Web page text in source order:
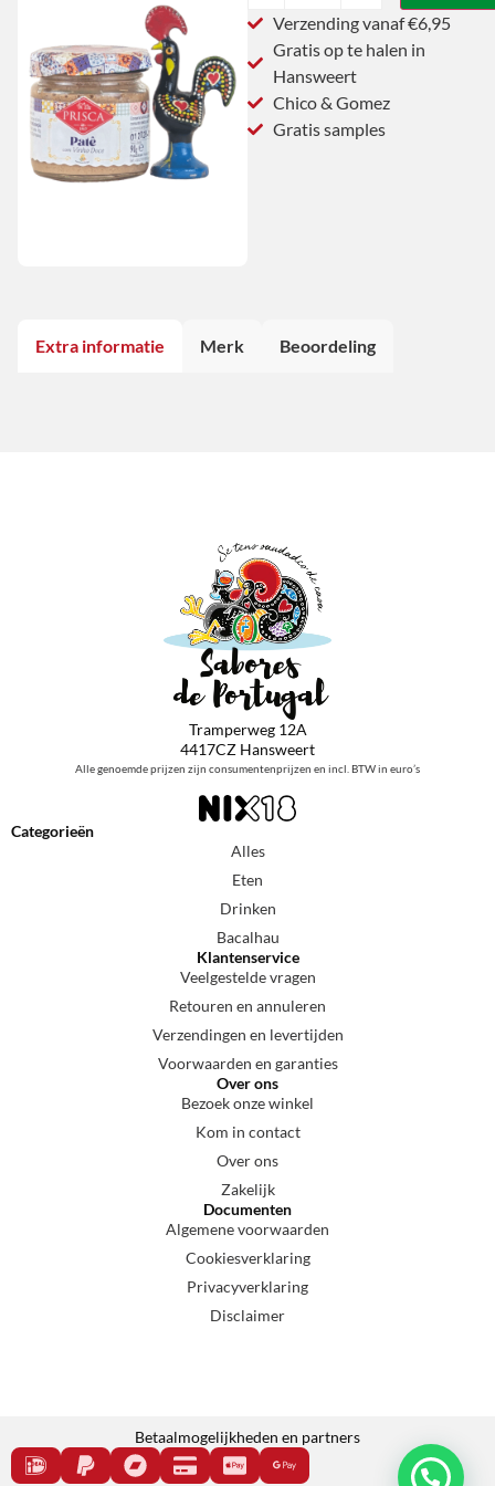
Verzending vanaf €6,95
Gratis op te halen in
Hansweert
Chico & Gomez
Gratis samples
Extra informatie Merk Beoordeling
Tramperweg 12A
4417CZ Hansweert
Alle genoemde prijzen zijn consumentenprijzen en incl. BTW in euro’s
Categorieën
Alles
Eten
Drinken
Bacalhau
Klantenservice
Veelgestelde vragen
Retouren en annuleren
Verzendingen en levertijden
Voorwaarden en garanties
Over ons
Bezoek onze winkel
Kom in contact
Over ons
Zakelijk
Documenten
Algemene voorwaarden
Cookiesverklaring
Privacyverklaring
Disclaimer
Betaalmogelijkheden en partners